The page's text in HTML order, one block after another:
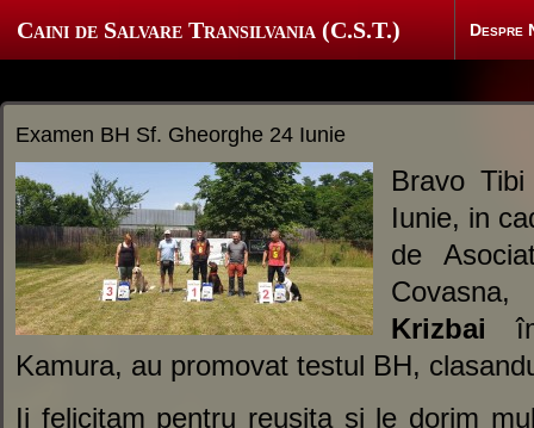
Examen BH Sf. Gheorghe 24 Iunie
Bravo
Iunie, in
de
Krizbai
Kamura, au promovat testul BH,
Ii felicitam pentru reusita și le dorim
Despre
Caini de Salvare Transilvania (C.S.T.)